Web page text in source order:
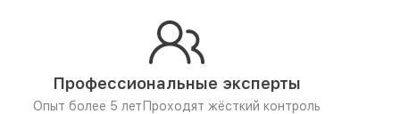
Профессиональные эксперты
Опыт более 5 лет Проходят жёсткий контроль